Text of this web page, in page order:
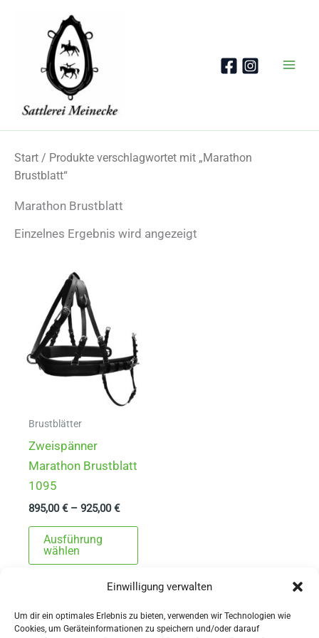
Einwilligung verwalten
Um dir ein optimales Erlebnis zu bieten, verwenden wir Technologien wie
Cookies, um Geräteinformationen zu speichern und/oder darauf
Start / Produkte verschlagwortet mit „Marathon
Brustblatt“
Marathon Brustblatt
Einzelnes Ergebnis wird angezeigt
Brustblätter
Zweispänner
Marathon Brustblatt
1095
895,00€–925,00€
Ausführung
wählen
Dieses
mehrere
Varianten
auf.